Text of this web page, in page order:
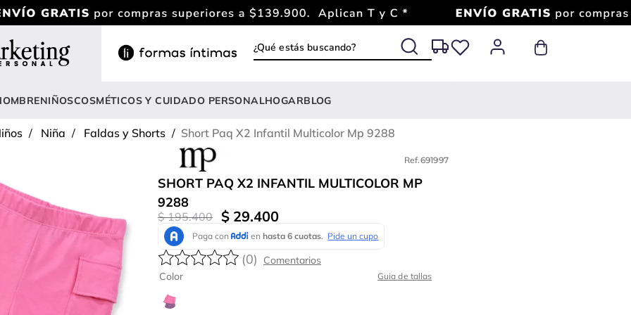
¿Qué estás buscando?
NIÑOSCOSMÉTICOS Y CUIDADO PERSONALHOGARBLOG
Niña Faldas y Shorts Short Paq X2 Infantil Multicolor Mp 9288
Ref.691997
SHORT PAQ X2 INFANTIL MULTICOLOR MP
9288
$ 195.400 $ 29.400
(0)
Color Guia de tallas
vestido